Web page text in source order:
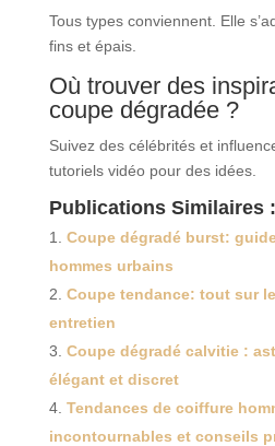
Tous types conviennent. Elle
fins et épais.
Où trouver des
coupe dégradée ?
Suivez des célébrités et
tutoriels vidéo pour des idées.
Publications Similaires :
Coupe dégradé burst:
hommes urbains
Coupe tendance: tout sur
entretien
Coupe dégradé calvitie :
élégant et discret
Tendances de coiffure
incontournables et conseils